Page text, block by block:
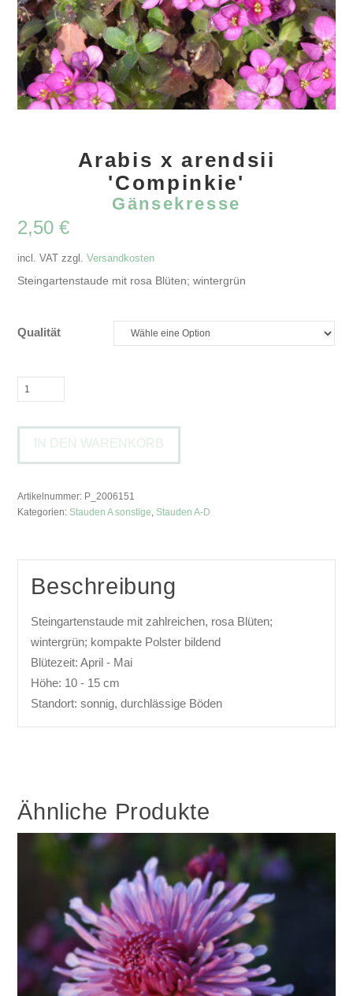
Arabis x arendsii
'Compinkie'
Gänsekresse
2,50€
incl. VAT zzgl.Versandkosten
Steingartenstaude mit rosa Blüten; wintergrün
Qualität
Arabis
arendsii
'Compinkie'Gänsekresse
Menge
IN DEN WARENKORB
Artikelnummer: P_2006151
Kategorien: Stauden A sonstige Stauden A-D
Beschreibung
Steingartenstaude mit zahlreichen, rosa Blüten;
wintergrün; kompakte Polster bildend
Blütezeit: April - Mai
Höhe: 10 - 15 cm
Standort: sonnig, durchlässige Böden
Ähnliche Produkte